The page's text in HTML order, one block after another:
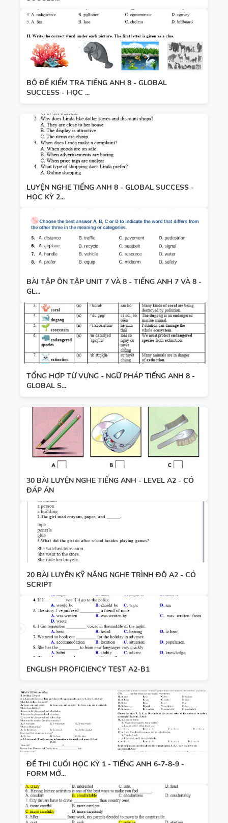
BỘ ĐỀ KIỂM TRA TIẾNG ANH 8 - GLOBAL
SUCCESS - HỌC ...
LUYỆN NGHE TIẾNG ANH 8 - GLOBAL SUCCESS -
HỌC KỲ 2...
BÀI TẬP ÔN TẬP UNIT 7 VÀ 8 - TIẾNG ANH 7 VÀ 8 -
GL...
TỔNG HỢP TỪ VỰNG - NGỮ PHÁP TIẾNG ANH 8 -
GLOBAL S...
30 BÀI LUYỆN NGHE TIẾNG ANH - LEVEL A2 - CÓ
ĐÁP ÁN
20 BÀI LUYỆN KỸ NĂNG NGHE TRÌNH ĐỘ A2 - CÓ
SCRIPT
ENGLISH PROFICIENCY TEST A2-B1
ĐỀ THI CUỐI HỌC KỲ 1 - TIẾNG ANH 6-7-8-9 -
FORM MỚ...